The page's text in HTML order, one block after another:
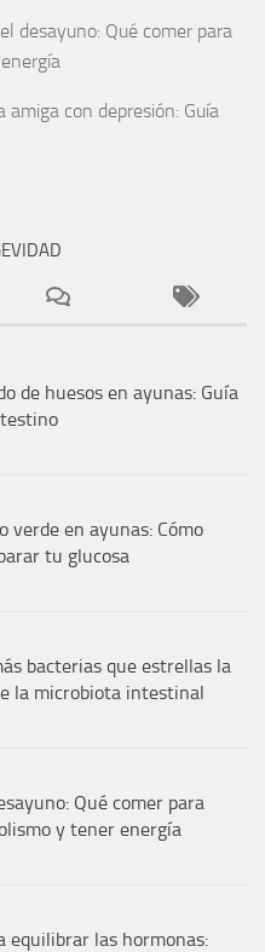
desayuno: Qué comer para
amiga con depresión: Guía
de huesos en ayunas: Guía
verde en ayunas: Cómo
tu glucosa
bacterias que estrellas la
la microbiota intestinal
Qué comer para
y tener energía
equilibrar las hormonas: